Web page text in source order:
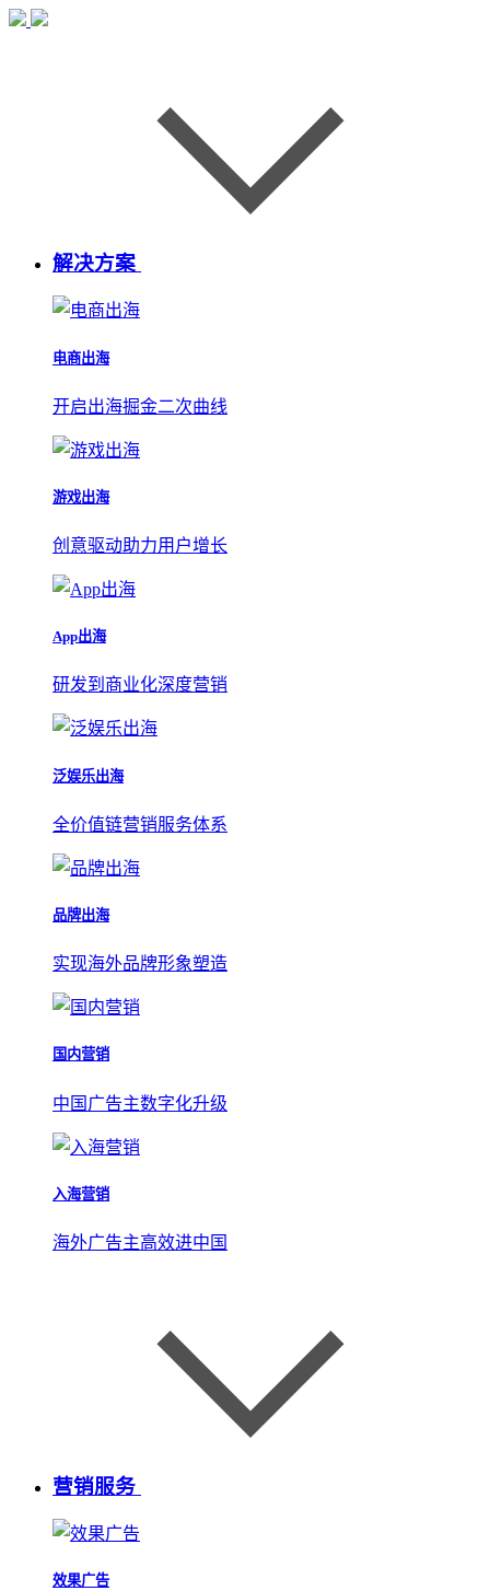
解决方案
电商出海
开启出海掘金二次曲线
游戏出海
创意驱动助力用户增长
App出海
研发到商业化深度营销
泛娱乐出海
全价值链营销服务体系
品牌出海
实现海外品牌形象塑造
国内营销
中国广告主数字化升级
入海营销
海外广告主高效进中国
营销服务
效果广告